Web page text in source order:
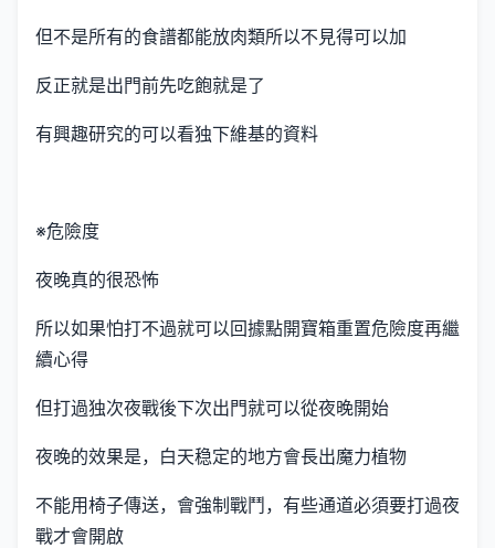
但不是所有的食譜都能放肉類所以不見得可以加
反正就是出門前先吃飽就是了
有興趣研究的可以看独下維基的資料
※危險度
夜晚真的很恐怖
所以如果怕打不過就可以回據點開寶箱重置危險度再繼
續心得
但打過独次夜戰後下次出門就可以從夜晚開始
夜晚的效果是，白天稳定的地方會長出魔力植物
不能用椅子傳送，會強制戰鬥，有些通道必須要打過夜
戰才會開啟